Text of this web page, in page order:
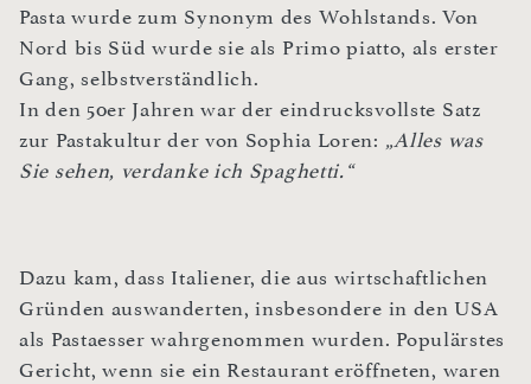
Pasta wurde zum Synonym des Wohlstands. Von
Nord bis Süd wurde sie als Primo piatto, als erster
Gang, selbstverständlich.
In den 50er Jahren war der eindrucksvollste Satz
zur Pastakultur der von Sophia Loren: „Alles was
Sie sehen, verdanke ich Spaghetti.“
Dazu kam, dass Italiener, die aus wirtschaftlichen
Gründen auswanderten, insbesondere in den USA
als Pastaesser wahrgenommen wurden. Populärstes
Gericht, wenn sie ein Restaurant eröffneten, waren